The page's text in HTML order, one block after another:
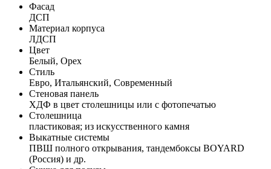
Фасад
ДСП
Материал корпуса
ЛДСП
Цвет
Белый, Орех
Стиль
Евро, Итальянский, Современный
Стеновая панель
ХДФ в цвет столешницы или с фотопечатью
Столешница
пластиковая; из искусственного камня
Выкатные системы
ПВШ полного открывания, тандембоксы BOYARD
(Россия) и др.